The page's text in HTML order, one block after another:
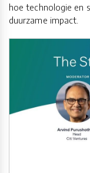
hoe technologie en
duurzame impact.